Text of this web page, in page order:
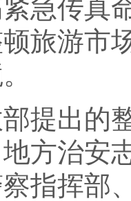
急传真
旅游市
出的整
方治安
指挥部